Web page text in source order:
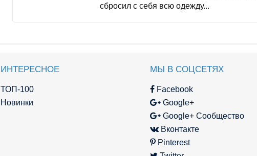
сбросил с себя всю одежду...
ИНТЕРЕСНОЕ
ТОП-100
Новинки
МЫ В СОЦСЕТЯХ
Facebook
Google+
Google+ Сообщество
Вконтакте
Pinterest